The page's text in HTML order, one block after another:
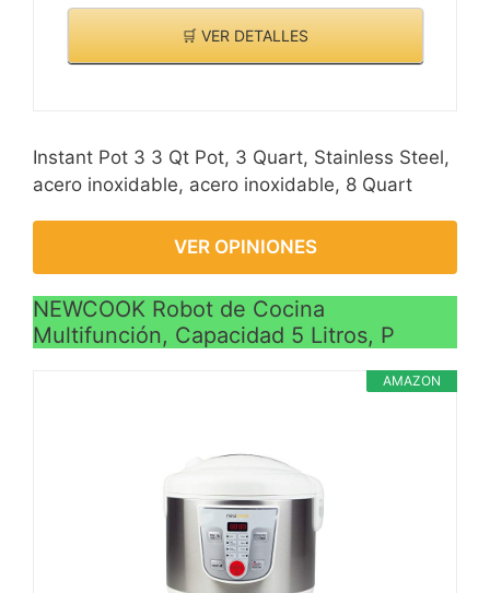
🛒 VER DETALLES
Instant Pot 3 3 Qt Pot, 3 Quart, Stainless Steel,
acero inoxidable, acero inoxidable, 8 Quart
VER OPINIONES
NEWCOOK Robot de Cocina
Multifunción, Capacidad 5 Litros, P
AMAZON